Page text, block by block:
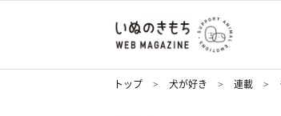
トップ 犬が好き 連載